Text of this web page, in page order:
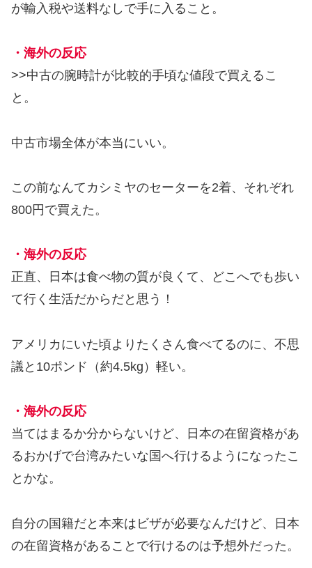
が輸入税や送料なしで手に入ること。
・海外の反応
>>中古の腕時計が比較的手頃な値段で買えるこ
と。
中古市場全体が本当にいい。
この前なんてカシミヤのセーターを2着、それぞれ
800円で買えた。
・海外の反応
正直、日本は食べ物の質が良くて、どこへでも歩い
て行く生活だからだと思う！
アメリカにいた頃よりたくさん食べてるのに、不思
議と10ポンド（約4.5kg）軽い。
・海外の反応
当てはまるか分からないけど、日本の在留資格があ
るおかげで台湾みたいな国へ行けるようになったこ
とかな。
自分の国籍だと本来はビザが必要なんだけど、日本
の在留資格があることで行けるのは予想外だった。